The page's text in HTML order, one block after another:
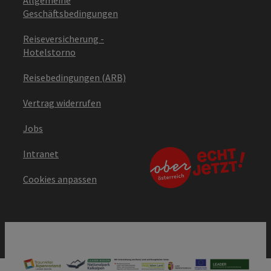
Geschäftsbedingungen
Reiseversicherung -
Hotelstorno
Reisebedingungen (ARB)
Vertrag widerrufen
Jobs
Intranet
Cookies anpassen